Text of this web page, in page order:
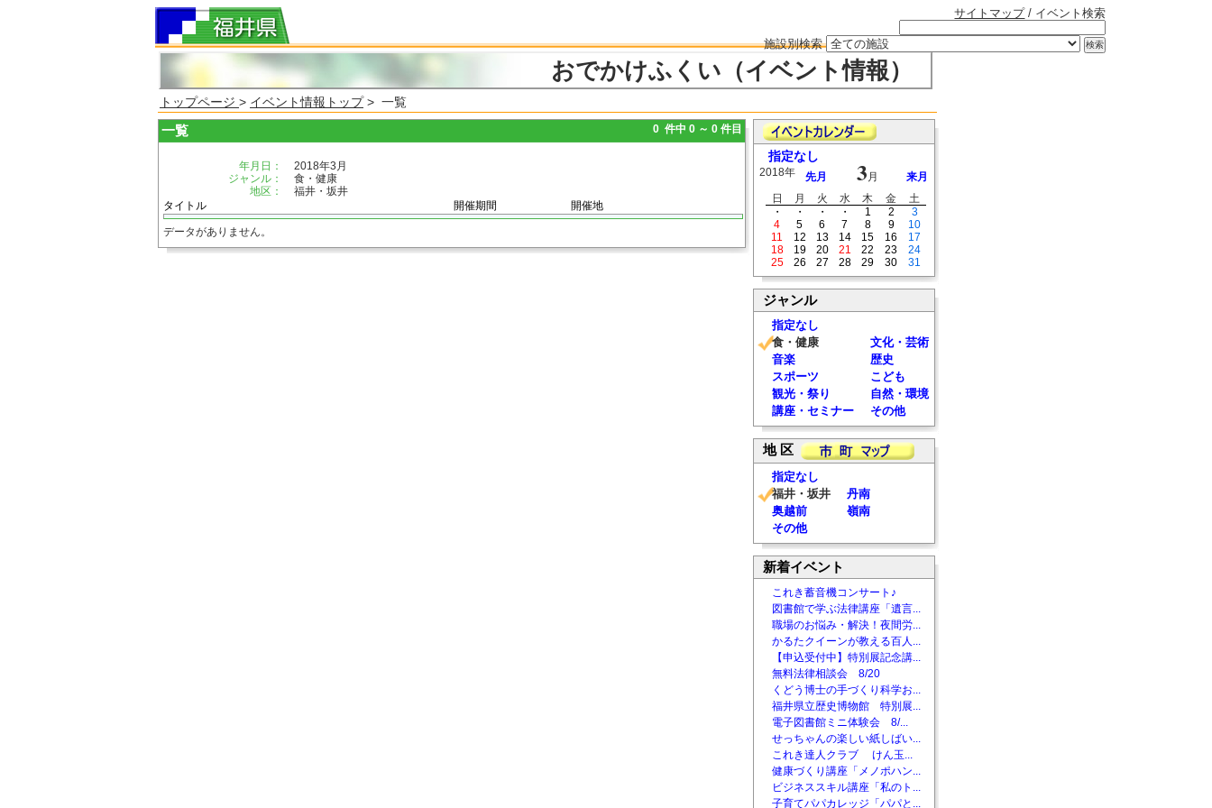
サイトマップ/ イベント検索
施設別検索
おでかけふくい（イベント情報）
トップページ > イベント情報トップ> 一覧
一覧 0 件中 0 ～ 0 件目
年月日：
2018年3月
ジャンル：
食・健康
地区：
福井・坂井
タイトル
開催期間 開催地
データがありません。
指定なし
2018年 先月 3 月
来月
日
月 火 水 木 金
土
・
・ ・ ・ 1 2
3
4
5 6 7 8 9
10
11
12 13 14 15 16
17
18
19 20 21 22 23
24
25
26 27 28 29 30 31
ジャンル
指定なし
食・健康
文化・芸術
音楽
歴史
スポーツ
こども
観光・祭り
自然・環境
講座・セミナー
その他
地 区
指定なし
福井・坂井
丹南
奥越前
嶺南
その他
新着イベント
これき蓄音機コンサート♪
図書館で学ぶ法律講座「遺言...
職場のお悩み・解決！夜間労...
かるたクイーンが教える百人...
【申込受付中】特別展記念講...
無料法律相談会 8/20
くどう博士の手づくり科学お...
福井県立歴史博物館 特別展...
電子図書館ミニ体験会 8/...
せっちゃんの楽しい紙しばい...
これき達人クラブ けん玉...
健康づくり講座「メノポハン...
ビジネススキル講座「私のト...
子育てパパカレッジ「パパと...